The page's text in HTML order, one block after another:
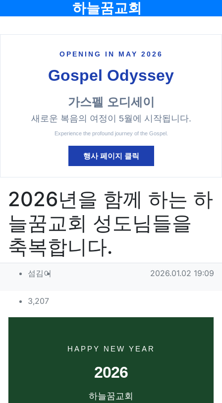
하늘꿈교회
OPENING IN MAY 2026
Gospel Odyssey
가스펠 오디세이
새로운 복음의 여정이 5월에 시작됩니다.
Experience the profound journey of the Gospel.
행사 페이지 클릭
2026년을 함께 하는 하
늘꿈교회 성도님들을
축복합니다.
작성자 정보
섬김이 작성일
2026.01.02 19:09
컨텐츠 정보
3,207조회
HAPPY NEW YEAR
2026
하늘꿈교회